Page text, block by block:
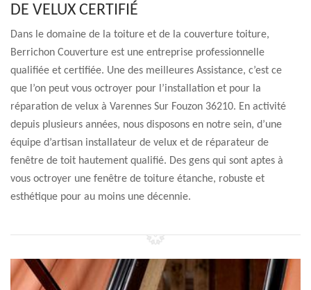
DE VELUX CERTIFIÉ
Dans le domaine de la toiture et de la couverture toiture,
Berrichon Couverture est une entreprise professionnelle
qualifiée et certifiée. Une des meilleures Assistance, c’est ce
que l’on peut vous octroyer pour l’installation et pour la
réparation de velux à Varennes Sur Fouzon 36210. En activité
depuis plusieurs années, nous disposons en notre sein, d’une
équipe d’artisan installateur de velux et de réparateur de
fenêtre de toit hautement qualifié. Des gens qui sont aptes à
vous octroyer une fenêtre de toiture étanche, robuste et
esthétique pour au moins une décennie.